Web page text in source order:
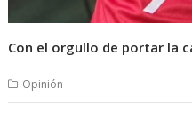
Con el orgullo de portar la
Opinión